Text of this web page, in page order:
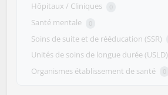
Hôpitaux / Cliniques 0
Santé mentale 0
Soins de suite et de rééducation (SSR)
Unités de soins de longue durée (USLD)
Organismes établissement de santé 0